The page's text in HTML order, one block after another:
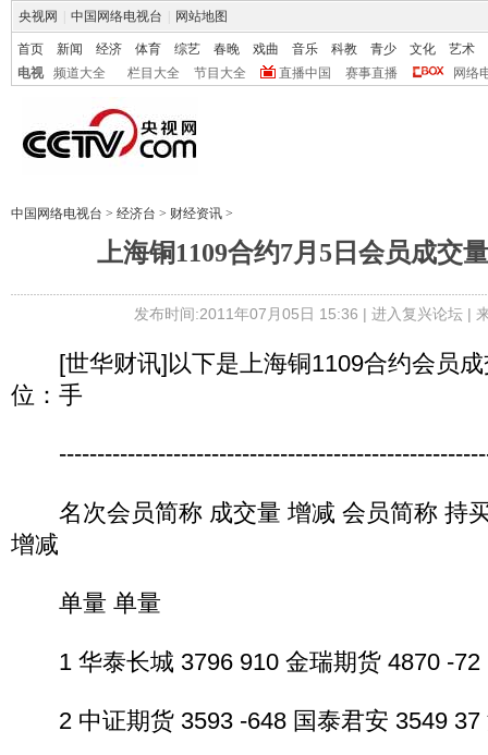
央视网 中国网络电视台 网站地图
首页 新闻 经济 体育 综艺 春晚 戏曲 音乐 科教 青少 文化
艺术
电视
频道大全 栏目大全 节目大全 直播中国 赛事直播 网络
中国网络电视台 > 经济台 > 财经资讯 >
上海铜1109合约7月5日会员成交
发布时间:2011年07月05日 15:36 | 进入复兴论坛|
[世华财讯]以下是上海铜1109合约会员成
位：手
名次会员简称 成交量 增减 会员简称 持
增减
单量 单量
1 华泰长城 3796 910 金瑞期货 4870 -72
2 中证期货 3593 -648 国泰君安 3549 37